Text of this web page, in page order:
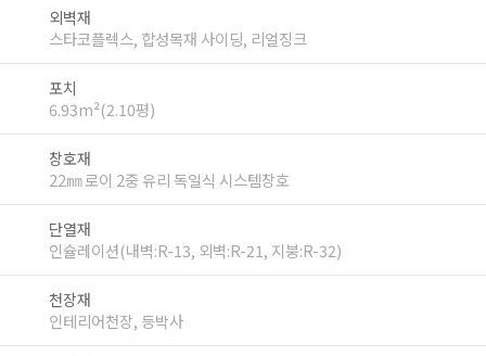
외벽재
스타코플렉스, 합성목재 사이딩, 리얼징크
포치
6.93m²(2.10평)
창호재
22㎜ 로이 2중 유리 독일식 시스템창호
단열재
인슐레이션(내벽:R-13, 외벽:R-21, 지붕:R-32)
천장재
인테리어천장, 등박사